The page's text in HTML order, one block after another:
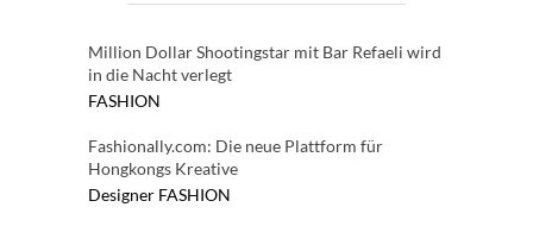
Million Dollar Shootingstar mit Bar Refaeli wird
in die Nacht verlegt
FASHION
Fashionally.com: Die neue Plattform für
Hongkongs Kreative
Designer FASHION